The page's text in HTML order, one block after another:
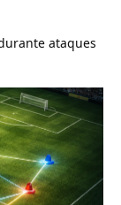
ataques